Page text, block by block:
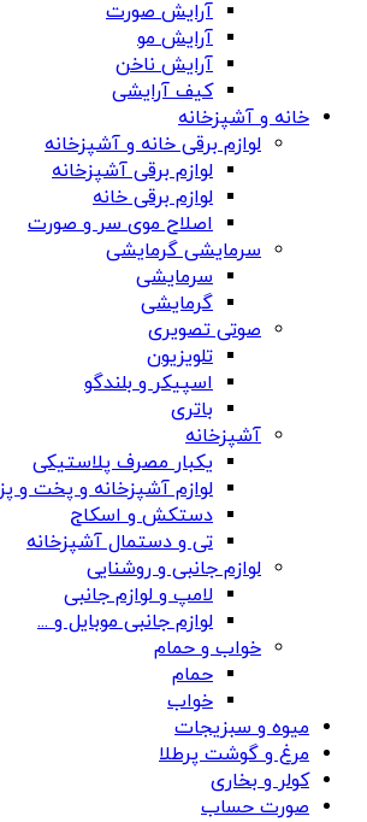
آرایش صورت
آرایش مو
آرایش ناخن
کیف آرایشی
خانه و آشپزخانه
لوازم برقی خانه و آشپزخانه
لوازم برقی آشپزخانه
لوازم برقی خانه
اصلاح موی سر و صورت
سرمایشی گرمایشی
سرمایشی
گرمایشی
صوتی تصویری
تلویزیون
اسپیکر و بلندگو
باتری
آشپزخانه
یکبار مصرف پلاستیکی
لوازم آشپزخانه و پخت و پز
دستکش و اسکاج
تی و دستمال آشپزخانه
لوازم جانبی و روشنایی
لامپ و لوازم جانبی
لوازم جانبی موبایل و ...
خواب و حمام
حمام
خواب
میوه و سبزیجات
مرغ و گوشت پرطلا
کولر و بخاری
صورت حساب